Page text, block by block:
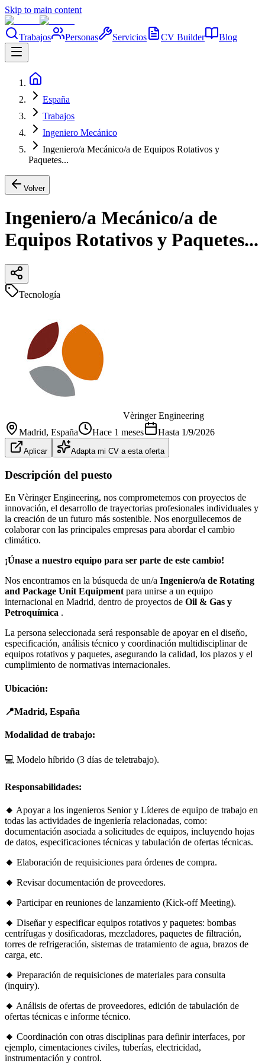
Skip to main content
Trabajos Personas Servicios CV Builder Blog
España
Trabajos
Ingeniero Mecánico
Ingeniero/a Mecánico/a de Equipos Rotativos y
Paquetes...
Volver
Ingeniero/a Mecánico/a de
Equipos Rotativos y Paquetes...
Tecnología
Vèringer Engineering
Madrid, España Hace 1 meses Hasta 1/9/2026
Aplicar Adapta mi CV a esta oferta
Descripción del puesto
En Vèringer Engineering, nos comprometemos con proyectos de
innovación, el desarrollo de trayectorias profesionales individuales y
la creación de un futuro más sostenible. Nos enorgullecemos de
colaborar con las principales empresas para abordar el cambio
climático.
¡Únase a nuestro equipo para ser parte de este cambio!
Nos encontramos en la búsqueda de un/a Ingeniero/a de Rotating
and Package Unit Equipment para unirse a un equipo
internacional en Madrid, dentro de proyectos de Oil & Gas y
Petroquímica .
La persona seleccionada será responsable de apoyar en el diseño,
especificación, análisis técnico y coordinación multidisciplinar de
equipos rotativos y paquetes, asegurando la calidad, los plazos y el
cumplimiento de normativas internacionales.
Ubicación:
📍Madrid, España
Modalidad de trabajo:
💻 Modelo híbrido (3 días de teletrabajo).
Responsabilidades:
🔸 Apoyar a los ingenieros Senior y Líderes de equipo de trabajo en
todas las actividades de ingeniería relacionadas, como:
documentación asociada a solicitudes de equipos, incluyendo hojas
de datos, especificaciones técnicas y tabulación de ofertas técnicas.
🔸 Elaboración de requisiciones para órdenes de compra.
🔸 Revisar documentación de proveedores.
🔸 Participar en reuniones de lanzamiento (Kick-off Meeting).
🔸 Diseñar y especificar equipos rotativos y paquetes: bombas
centrífugas y dosificadoras, mezcladores, paquetes de filtración,
torres de refrigeración, sistemas de tratamiento de agua, brazos de
carga, etc.
🔸 Preparación de requisiciones de materiales para consulta
(inquiry).
🔸 Análisis de ofertas de proveedores, edición de tabulación de
ofertas técnicas e informe técnico.
🔸 Coordinación con otras disciplinas para definir interfaces, por
ejemplo, cimentaciones civiles, tuberías, electricidad,
instrumentación y control.